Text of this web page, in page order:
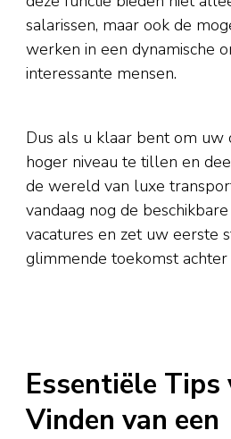
salarissen, maar ook de
werken in een dynamische
interessante mensen.
Dus als u klaar bent om uw
hoger niveau te tillen en
de wereld van luxe
vandaag nog de
vacatures en zet uw eerste
glimmende toekomst achter
Essentiële
Vinden van een